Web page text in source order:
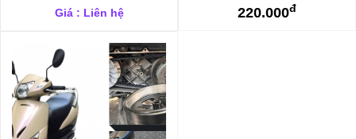
Giá : Liên hệ
220.000đ